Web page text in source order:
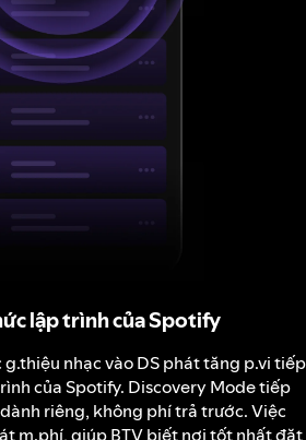
lập trình của Spotify
nhạc vào DS phát tăng p.vi tiếp
của Spotify. Discovery Mode tiếp
riêng, không phí trả trước. Việc
m.phí, giúp BTV biết nơi tốt nhất đặt